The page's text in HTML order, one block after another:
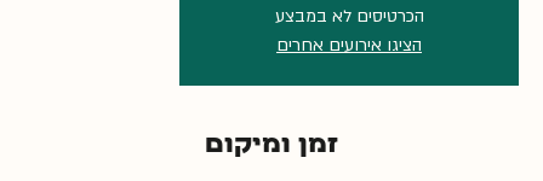
הכרטיסים לא במבצע
הציגו אירועים אחרים
זמן ומיקום